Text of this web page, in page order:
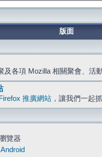
版面
及各項 Mozilla 相關聚會、活
推廣網站 ，讓我們一起
覽器